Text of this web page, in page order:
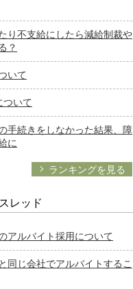
り不支給にしたら減給制裁や
？
いて
ついて
手続きをしなかった結果、障
に
ランキングを見る
レッド
アルバイト採用について
同じ会社でアルバイトするこ